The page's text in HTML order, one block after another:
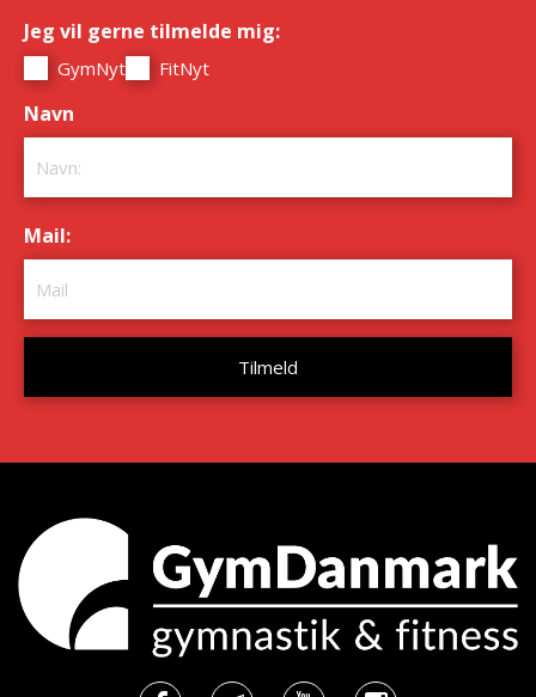
Jeg vil gerne tilmelde mig:
GymNyt FitNyt
Navn
Mail: